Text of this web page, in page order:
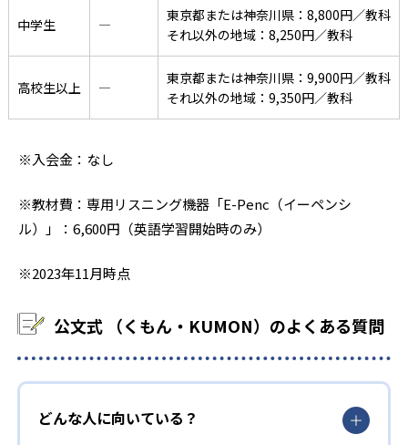
中学生 ―
東京都または神奈川県：8,800円／教科
それ以外の地域：8,250円／教科
高校生以上 ―
東京都または神奈川県：9,900円／教科
それ以外の地域：9,350円／教科
※入会金：なし
※教材費：専用リスニング機器「E-Penc（イーペンシ
ル）」：6,600円（英語学習開始時のみ）
※2023年11月時点
公文式 （くもん・KUMON）のよくある質問
どんな人に向いている？